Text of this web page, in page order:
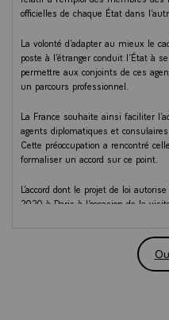
officielles de chaque État dans
La volonté d’adapter au mieux le
poste à l’étranger conduit l’État à
permettre aux conjoints de ces
un parcours professionnel.
La France souhaite ainsi faciliter
agents diplomatiques et
Cette préoccupation a rencontré
formaliser un accord sur ce point.
L’accord dont le projet de loi
2020 à Paris à l’occasion de la
ACCORDS